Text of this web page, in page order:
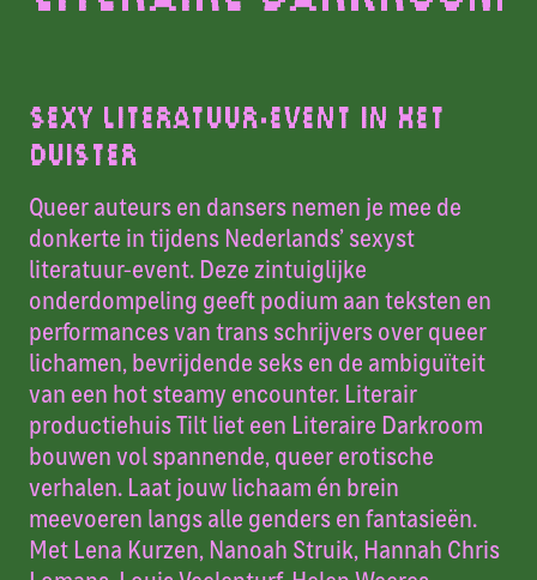
SEXY LITERATUUR-EVENT IN HET
DUISTER
Queer auteurs en dansers nemen je mee de
donkerte in tijdens Nederlands’ sexyst
literatuur-event. Deze zintuiglijke
onderdompeling geeft podium aan teksten en
performances van trans schrijvers over queer
lichamen, bevrijdende seks en de ambiguïteit
van een hot steamy encounter. Literair
productiehuis Tilt liet een Literaire Darkroom
bouwen vol spannende, queer erotische
verhalen. Laat jouw lichaam én brein
meevoeren langs alle genders en fantasieën.
Met Lena Kurzen, Nanoah Struik, Hannah Chris